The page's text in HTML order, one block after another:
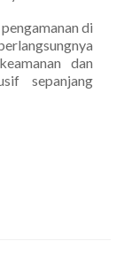
di
dan
sepanjang